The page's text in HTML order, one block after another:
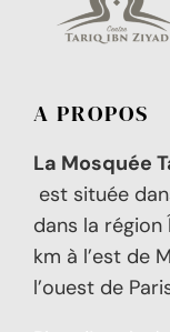
A PROPOS
La Mosquée
est située
dans la région
km à l’est de
l’ouest de